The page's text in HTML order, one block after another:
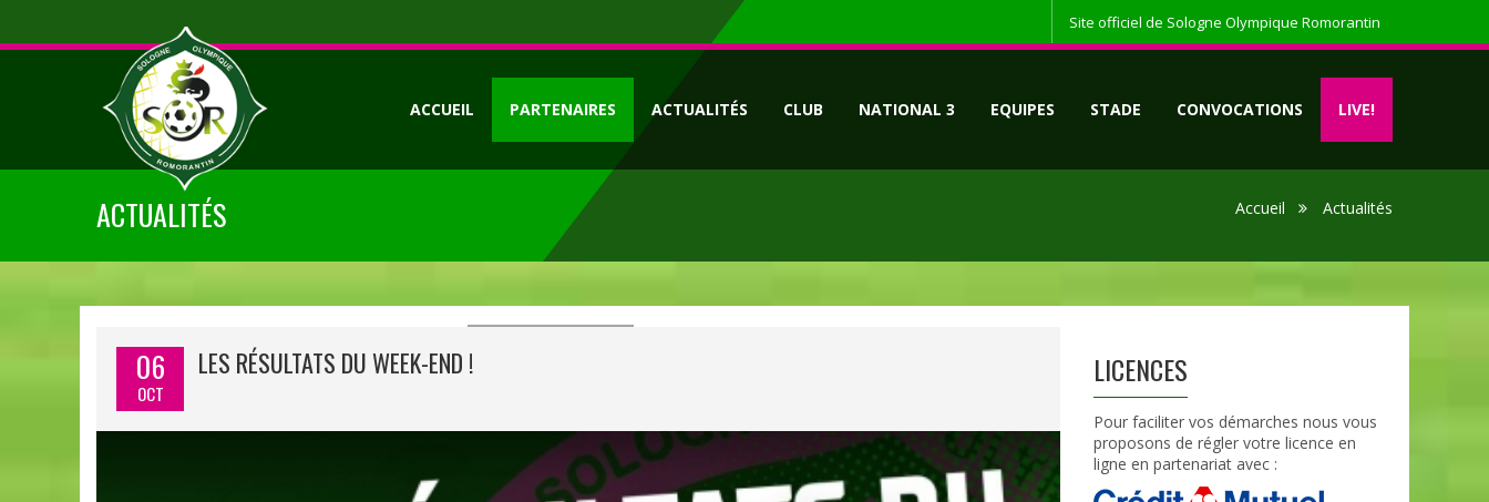
Site officiel de Sologne Olympique Romorantin
ACCUEIL PARTENAIRES ACTUALITÉS CLUB NATIONAL 3 EQUIPES STADE CONVOCATIONS LIVE!
ACTUALITÉS Accueil Actualités
06
OCT
LES RÉSULTATS DU WEEK-END ! LICENCES
Pour faciliter vos démarches nous vous
proposons de régler votre licence en
ligne en partenariat avec :